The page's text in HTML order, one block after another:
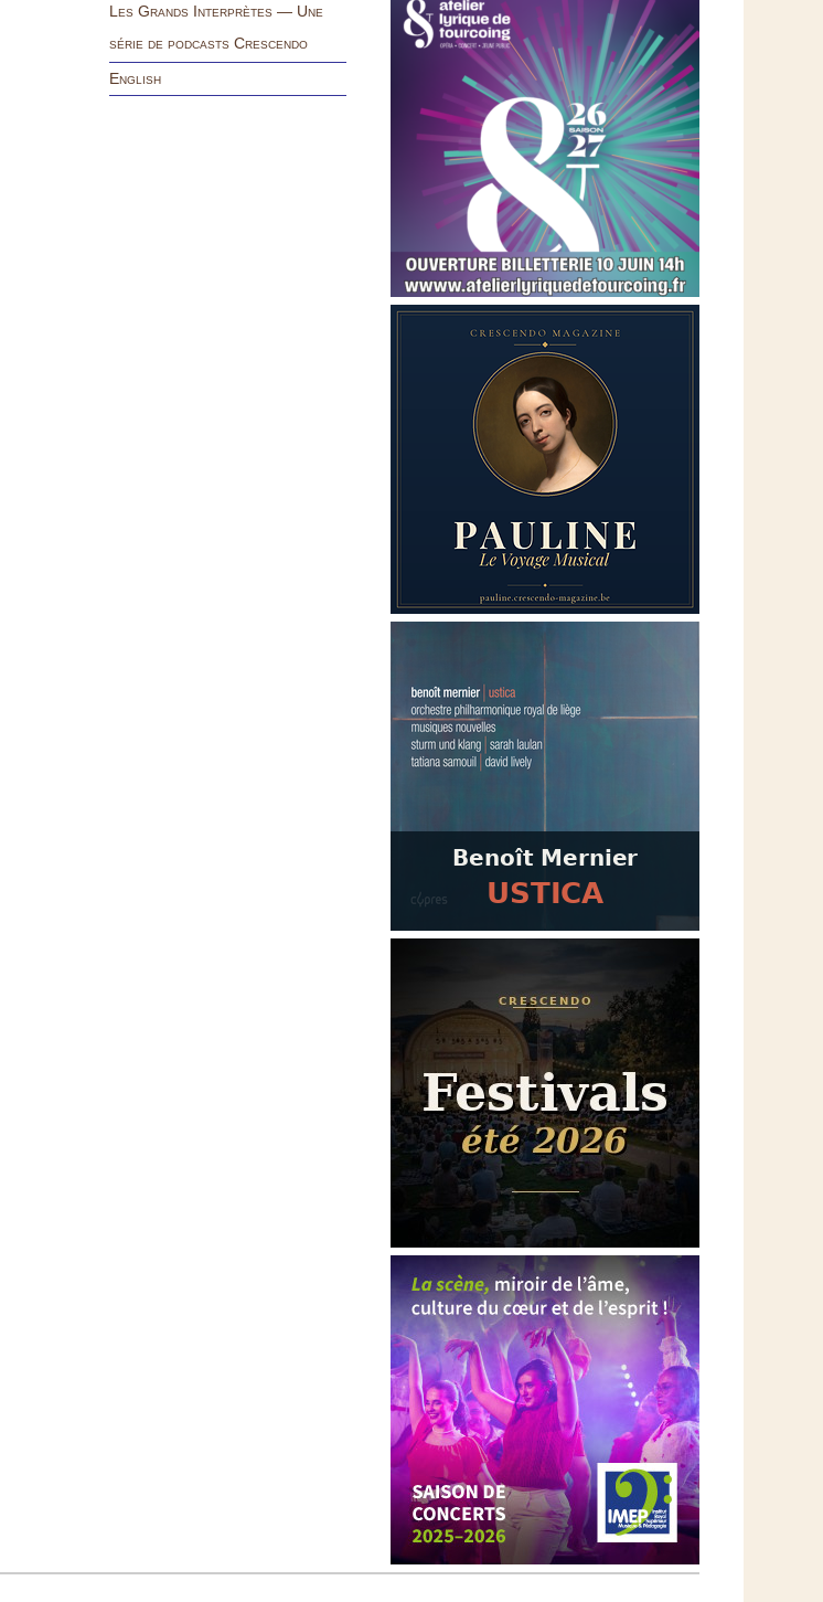
Les Grands Interprètes — Une
série de podcasts Crescendo
English